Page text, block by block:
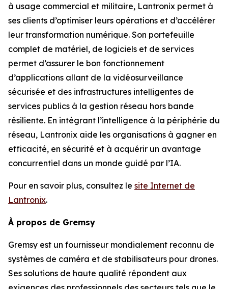
à usage commercial et militaire, Lantronix permet à
ses clients d’optimiser leurs opérations et d’accélérer
leur transformation numérique. Son portefeuille
complet de matériel, de logiciels et de services
permet d’assurer le bon fonctionnement
d’applications allant de la vidéosurveillance
sécurisée et des infrastructures intelligentes de
services publics à la gestion réseau hors bande
résiliente. En intégrant l’intelligence à la périphérie du
réseau, Lantronix aide les organisations à gagner en
efficacité, en sécurité et à acquérir un avantage
concurrentiel dans un monde guidé par l’IA.
Pour en savoir plus, consultez le site Internet de
Lantronix.
À propos de Gremsy
Gremsy est un fournisseur mondialement reconnu de
systèmes de caméra et de stabilisateurs pour drones.
Ses solutions de haute qualité répondent aux